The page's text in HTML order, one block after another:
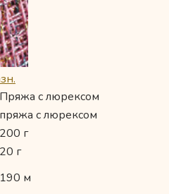
Пряжа с люрексом
пряжа с люрексом
200 г
20 г
190 м